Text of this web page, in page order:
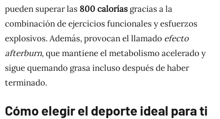
pueden superar las 800 calorías gracias a la
combinación de ejercicios funcionales y esfuerzos
explosivos. Además, provocan el llamado efecto
afterburn, que mantiene el metabolismo acelerado y
sigue quemando grasa incluso después de haber
terminado.
Cómo elegir el deporte ideal para ti